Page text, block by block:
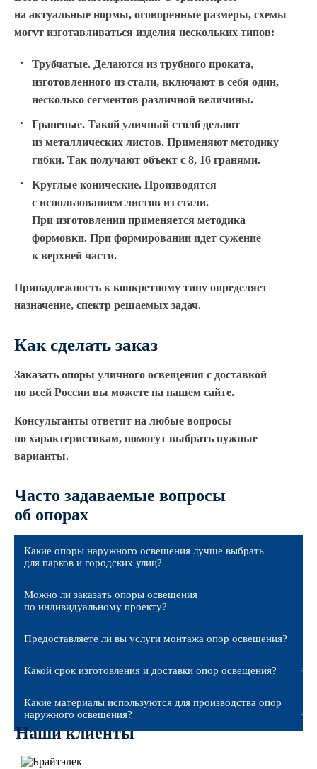
на актуальные нормы, оговоренные размеры, схемы
могут изготавливаться изделия нескольких типов:
Трубчатые. Делаются из трубного проката,
изготовленного из стали, включают в себя один,
несколько сегментов различной величины.
Граненые. Такой уличный столб делают
из металлических листов. Применяют методику
гибки. Так получают объект с 8, 16 гранями.
Круглые конические. Производятся
с использованием листов из стали.
При изготовлении применяется методика
формовки. При формировании идет сужение
к верхней части.
Принадлежность к конкретному типу определяет
назначение, спектр решаемых задач.
Как сделать заказ
Заказать опоры уличного освещения с доставкой
по всей России вы можете на нашем сайте.
Консультанты ответят на любые вопросы
по характеристикам, помогут выбрать нужные
варианты.
Часто задаваемые вопросы
об опорах
Какие опоры наружного освещения лучше выбрать
для парков и городских улиц?
Можно ли заказать опоры освещения
по индивидуальному проекту?
Предоставляете ли вы услуги монтажа опор освещения?
Какой срок изготовления и доставки опор освещения?
Какие материалы используются для производства опор
наружного освещения?
Наши клиенты